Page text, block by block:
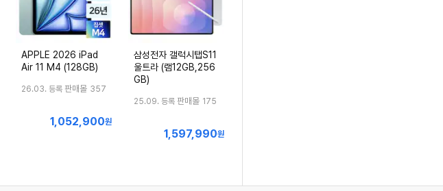
APPLE 2026 iPad
Air 11 M4 (128GB)
26.03. 등록 판매몰 357
최1,052,900원
삼성전자 갤럭시탭S11
울트라 (램12GB,256
GB)
25.09. 등록 판매몰 175
최1,597,990원